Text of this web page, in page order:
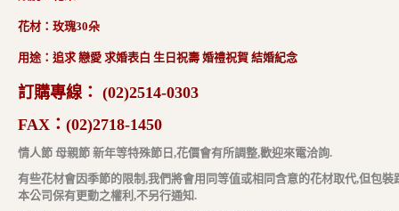
花材：玫瑰30朵
用途：追求 戀愛 求婚表白 生日祝壽 婚禮祝賀 結婚紀念
訂購專線： (02)2514-0303
FAX： (02)2718-1450
情人節 母親節 新年等特殊節日,花價會有所調整,歡迎來電洽詢.
有些花材會因季節的限制,我們將會用同等值或相同含意的花材取代,但包裝
本公司保有更動之權利,不另行通知.